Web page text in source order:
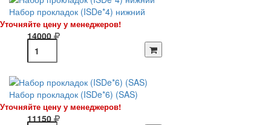
Набор прокладок (ISDe*4) нижний
Уточняйте цену у менеджеров!
14000
Набор прокладок (ISDe*6) (SAS)
Уточняйте цену у менеджеров!
11150